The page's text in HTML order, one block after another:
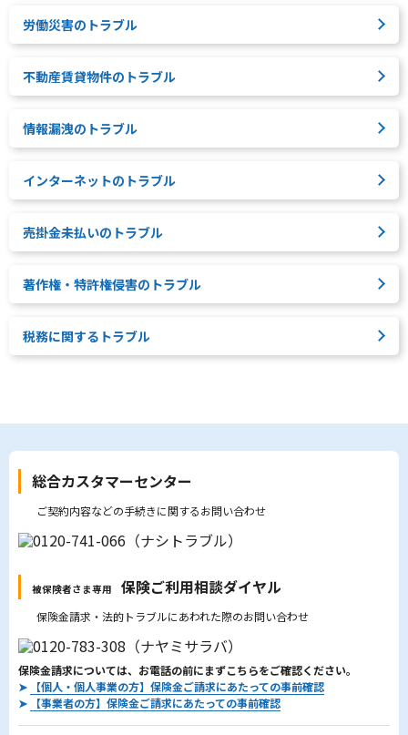
労働災害のトラブル
不動産賃貸物件のトラブル
情報漏洩のトラブル
インターネットのトラブル
売掛金未払いのトラブル
著作権・特許権侵害のトラブル
税務に関するトラブル
総合カスタマーセンター
ご契約内容などの手続きに関するお問い合わせ
被保険者さま専用 保険ご利用相談ダイヤル
保険金請求・法的トラブルにあわれた際のお問い合わせ
保険金請求については、お電話の前にまずこちらをご確認ください。
➤
【個人・個人事業の方】保険金ご請求にあたっての事前確認
➤
【事業者の方】保険金ご請求にあたっての事前確認